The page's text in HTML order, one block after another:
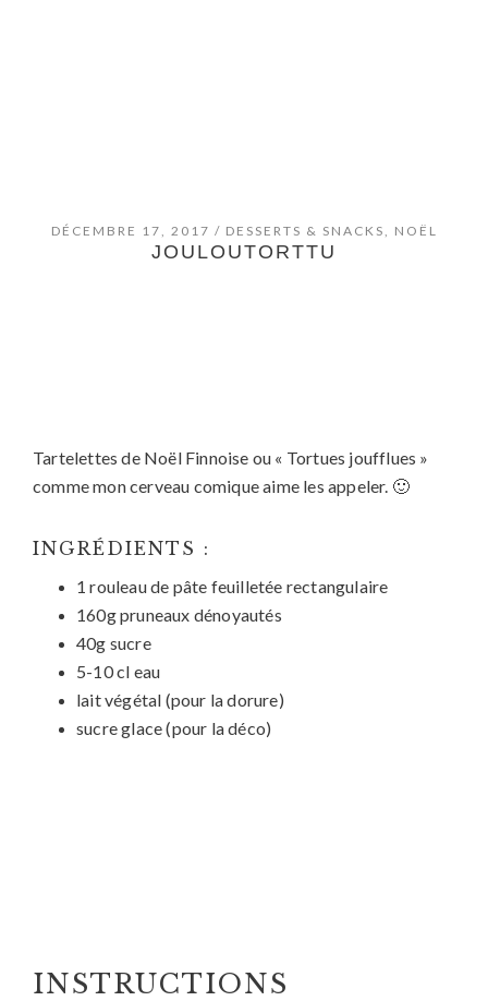
DÉCEMBRE 17, 2017 / DESSERTS & SNACKS, NOËL
JOULOUTORTTU
Tartelettes de Noël Finnoise ou « Tortues joufflues »
comme mon cerveau comique aime les appeler. 🙂
INGRÉDIENTS :
1 rouleau de pâte feuilletée rectangulaire
160g pruneaux dénoyautés
40g sucre
5-10 cl eau
lait végétal (pour la dorure)
sucre glace (pour la déco)
INSTRUCTIONS